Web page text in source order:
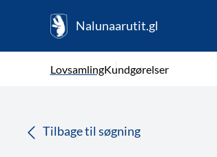
Nalunaarutit.gl
LovsamlingKundgørelser
Tilbage til søgning